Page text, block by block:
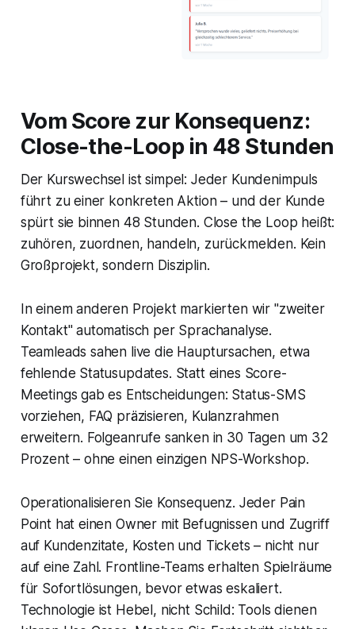
Vom Score zur Konsequenz:
Close-the-Loop in 48 Stunden
Der Kurswechsel ist simpel: Jeder Kundenimpuls
führt zu einer konkreten Aktion – und der Kunde
spürt sie binnen 48 Stunden. Close the Loop heißt:
zuhören, zuordnen, handeln, zurückmelden. Kein
Großprojekt, sondern Disziplin.
In einem anderen Projekt markierten wir "zweiter
Kontakt" automatisch per Sprachanalyse.
Teamleads sahen live die Hauptursachen, etwa
fehlende Statusupdates. Statt eines Score-
Meetings gab es Entscheidungen: Status-SMS
vorziehen, FAQ präzisieren, Kulanzrahmen
erweitern. Folgeanrufe sanken in 30 Tagen um 32
Prozent – ohne einen einzigen NPS-Workshop.
Operationalisieren Sie Konsequenz. Jeder Pain
Point hat einen Owner mit Befugnissen und Zugriff
auf Kundenzitate, Kosten und Tickets – nicht nur
auf eine Zahl. Frontline-Teams erhalten Spielräume
für Sofortlösungen, bevor etwas eskaliert.
Technologie ist Hebel, nicht Schild: Tools dienen